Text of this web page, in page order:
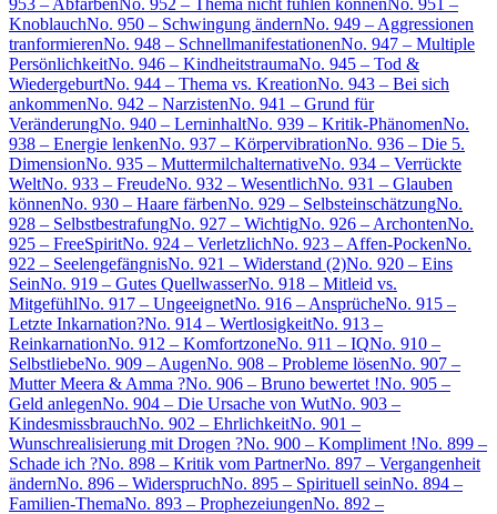
953 – AbfärbenNo. 952 – Thema nicht fühlen könnenNo. 951 –
KnoblauchNo. 950 – Schwingung ändernNo. 949 – Aggressionen
tranformierenNo. 948 – SchnellmanifestationenNo. 947 – Multiple
PersönlichkeitNo. 946 – KindheitstraumaNo. 945 – Tod &
WiedergeburtNo. 944 – Thema vs. KreationNo. 943 – Bei sich
ankommenNo. 942 – NarzistenNo. 941 – Grund für
VeränderungNo. 940 – LerninhaltNo. 939 – Kritik-PhänomenNo.
938 – Energie lenkenNo. 937 – KörpervibrationNo. 936 – Die 5.
DimensionNo. 935 – MuttermilchalternativeNo. 934 – Verrückte
WeltNo. 933 – FreudeNo. 932 – WesentlichNo. 931 – Glauben
könnenNo. 930 – Haare färbenNo. 929 – SelbsteinschätzungNo.
928 – SelbstbestrafungNo. 927 – WichtigNo. 926 – ArchontenNo.
925 – FreeSpiritNo. 924 – VerletzlichNo. 923 – Affen-PockenNo.
922 – SeelengefängnisNo. 921 – Widerstand (2)No. 920 – Eins
SeinNo. 919 – Gutes QuellwasserNo. 918 – Mitleid vs.
MitgefühlNo. 917 – UngeeignetNo. 916 – AnsprücheNo. 915 –
Letzte Inkarnation?No. 914 – WertlosigkeitNo. 913 –
ReinkarnationNo. 912 – KomfortzoneNo. 911 – IQNo. 910 –
SelbstliebeNo. 909 – AugenNo. 908 – Probleme lösenNo. 907 –
Mutter Meera & Amma ?No. 906 – Bruno bewertet !No. 905 –
Geld anlegenNo. 904 – Die Ursache von WutNo. 903 –
KindesmissbrauchNo. 902 – EhrlichkeitNo. 901 –
Wunschrealisierung mit Drogen ?No. 900 – Kompliment !No. 899 –
Schade ich ?No. 898 – Kritik vom PartnerNo. 897 – Vergangenheit
ändernNo. 896 – WiderspruchNo. 895 – Spirituell seinNo. 894 –
Familien-ThemaNo. 893 – ProphezeiungenNo. 892 –